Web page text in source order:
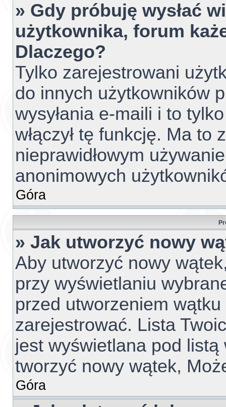
» Gdy próbuję wysłać
użytkownika, forum
Dlaczego?
Tylko zarejestrowani
do innych użytkowników
wysyłania e-maili i to
włączył tę funkcję. Ma to
nieprawidłowym
anonimowych
Góra
» Jak utworzyć nowy
Aby utworzyć nowy
przy wyświetlaniu
przed utworzeniem wątku
zarejestrować. Lista
jest wyświetlana pod listą
tworzyć nowy wątek,
Góra